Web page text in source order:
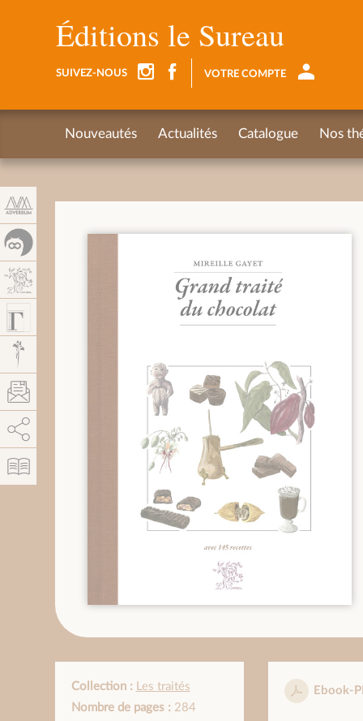
Collection :
Les traités
Nombre de pages :284
Ebook-
Éditions le Sureau
SUIVEZ-NOUS VOTRE COMPTE
Nouveautés Actualités Catalogue Nos